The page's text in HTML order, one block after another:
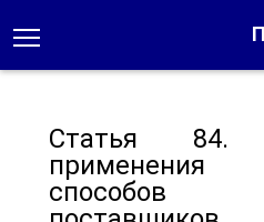
Статья 84.
способов